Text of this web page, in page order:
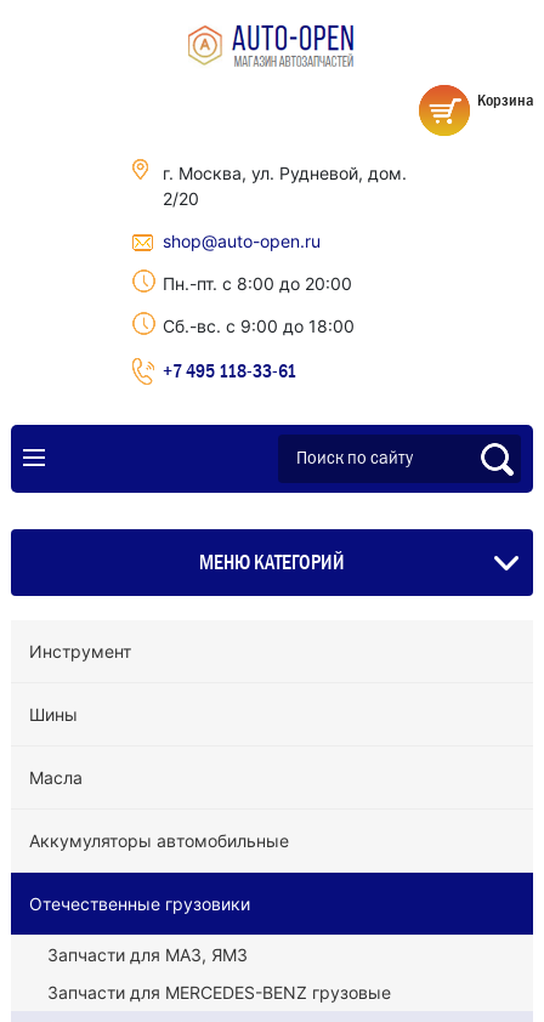
г. Москва, ул. Рудневой, дом.
2/20
shop@auto-open.ru
Пн.-пт. с 8:00 до 20:00
Сб.-вс. с 9:00 до 18:00
+7 495 118-33-61
Корзина
МЕНЮ КАТЕГОРИЙ
Инструмент
Шины
Масла
Аккумуляторы автомобильные
Отечественные грузовики
Запчасти для МАЗ, ЯМЗ
Запчасти для MERCEDES-BENZ грузовые